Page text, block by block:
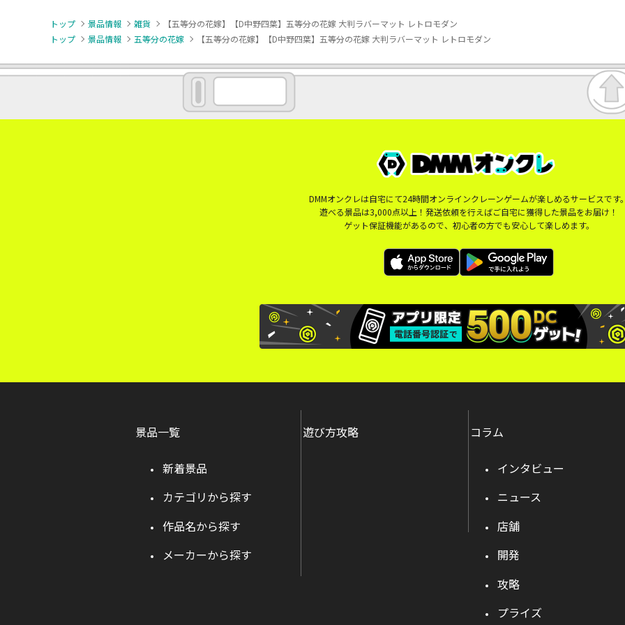
トップ 景品情報 雑貨
【五等分の花嫁】【D中野四葉】五等分の花嫁 大判ラバーマット レトロモダン
トップ
景品情報 五等分の花嫁 【五等分の花嫁】【D中野四葉】五等分の花嫁 大判ラバーマット レトロモダン
DMMオンクレは自宅にて24時間オンラインクレーンゲームが楽しめるサービスです
遊べる景品は3,000点以上！発送依頼を行えばご自宅に獲得した景品をお届け！
ゲット保証機能があるので、初心者の方でも安心して楽しめます。
景品一覧
新着景品
カテゴリから探す
作品名から探す
メーカーから探す
遊び方攻略 コラム
インタビュー
ニュース
店舗
開発
攻略
プライズ